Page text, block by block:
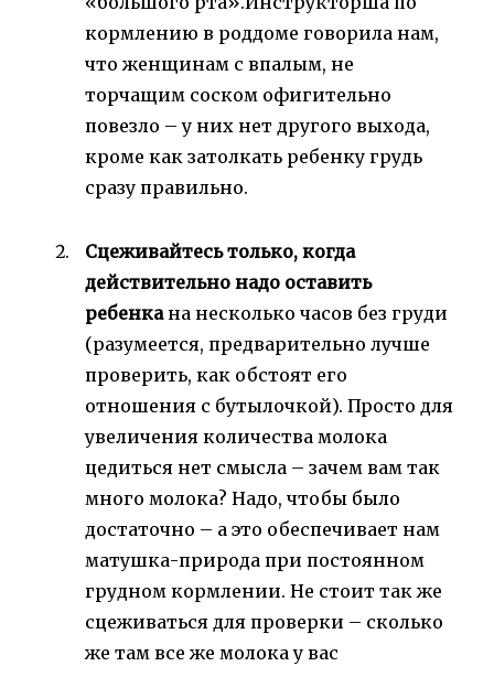
кормлению в роддоме говорила нам,
что женщинам с впалым, не
торчащим соском офигительно
повезло – у них нет другого выхода,
кроме как затолкать ребенку грудь
сразу правильно.
Сцеживайтесь только, когда
действительно надо оставить
ребенкана несколько часов без груди
(разумеется, предварительно лучше
проверить, как обстоят его
отношения с бутылочкой). Просто для
увеличения количества молока
цедиться нет смысла – зачем вам так
много молока? Надо, чтобы было
достаточно – а это обеспечивает нам
матушка-природа при постоянном
грудном кормлении. Не стоит так же
сцеживаться для проверки – сколько
же там все же молока у вас